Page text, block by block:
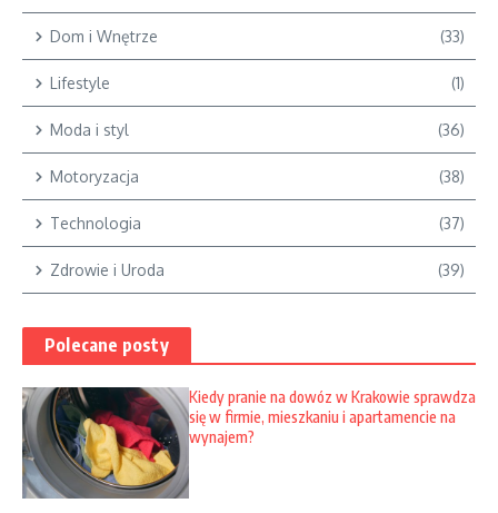
Dom i Wnętrze (33)
Lifestyle (1)
Moda i styl (36)
Motoryzacja (38)
Technologia (37)
Zdrowie i Uroda (39)
Polecane posty
Kiedy pranie na dowóz w Krakowie sprawdza
się w firmie, mieszkaniu i apartamencie na
wynajem?